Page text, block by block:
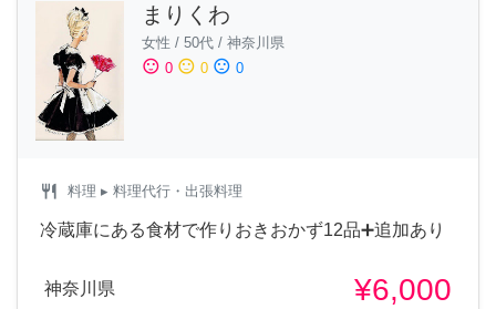
まりくわ
女性 / 50代 / 神奈川県
sentiment_satisfied 0 sentiment_neutral 0 sentiment_dissatisfied 0
restaurant 料理 ▸ 料理代行・出張料理
冷蔵庫にある食材で作りおきおかず12品➕追加あり
神奈川県 ¥6,000